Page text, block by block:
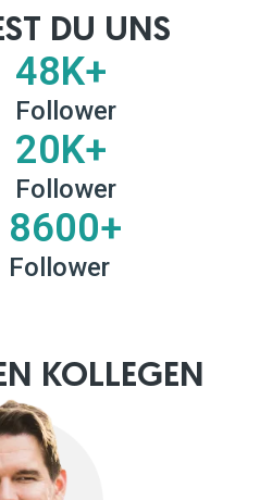
DU UNS
48K+
Follower
20K+
Follower
8600+
Follower
KOLLEGEN